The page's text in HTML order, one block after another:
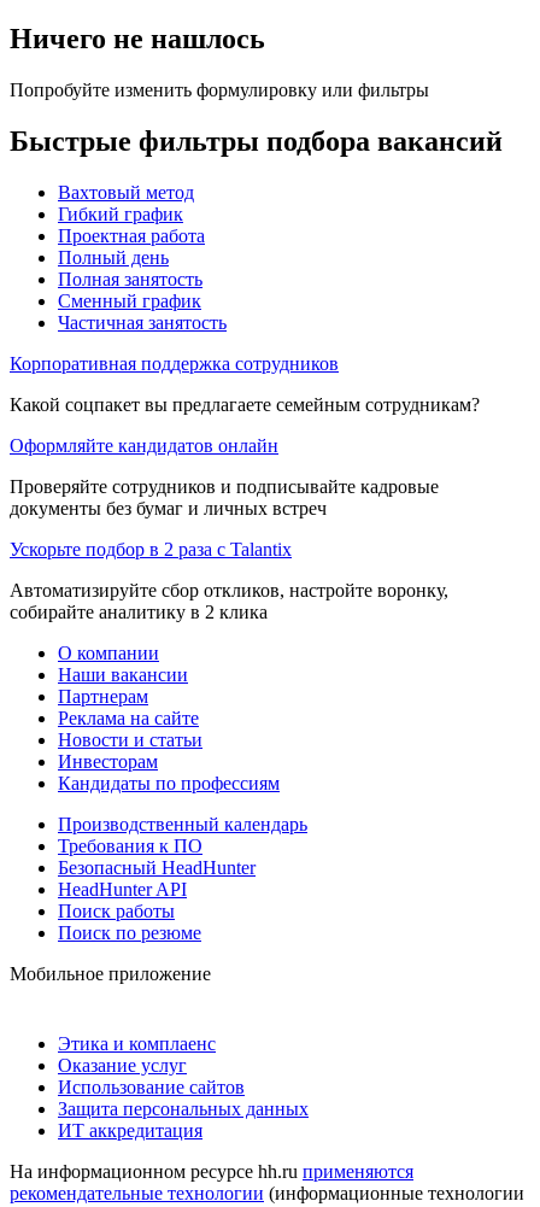
Ничего не нашлось
Попробуйте изменить формулировку или фильтры
Быстрые фильтры подбора вакансий
Вахтовый метод
Гибкий график
Проектная работа
Полный день
Полная занятость
Сменный график
Частичная занятость
Корпоративная поддержка сотрудников
Какой соцпакет вы предлагаете семейным сотрудникам?
Оформляйте кандидатов онлайн
Проверяйте сотрудников и подписывайте кадровые
документы без бумаг и личных встреч
Ускорьте подбор в 2 раза с Talantix
Автоматизируйте сбор откликов, настройте воронку,
собирайте аналитику в 2 клика
О компании
Наши вакансии
Партнерам
Реклама на сайте
Новости и статьи
Инвесторам
Кандидаты по профессиям
Производственный календарь
Требования к ПО
Безопасный HeadHunter
HeadHunter API
Поиск работы
Поиск по резюме
Мобильное приложение
Этика и комплаенс
Оказание услуг
Использование сайтов
Защита персональных данных
ИТ аккредитация
На информационном ресурсе hh.ru применяются
рекомендательные технологии (информационные технологии